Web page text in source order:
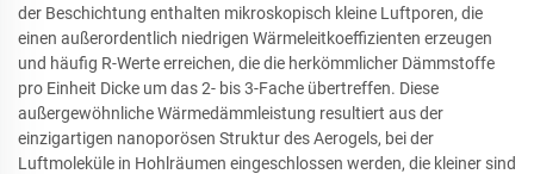
der Beschichtung enthalten mikroskopisch kleine Luftporen, die
einen außerordentlich niedrigen Wärmeleitkoeffizienten erzeugen
und häufig R-Werte erreichen, die die herkömmlicher Dämmstoffe
pro Einheit Dicke um das 2- bis 3-Fache übertreffen. Diese
außergewöhnliche Wärmedämmleistung resultiert aus der
einzigartigen nanoporösen Struktur des Aerogels, bei der
Luftmoleküle in Hohlräumen eingeschlossen werden, die kleiner sind